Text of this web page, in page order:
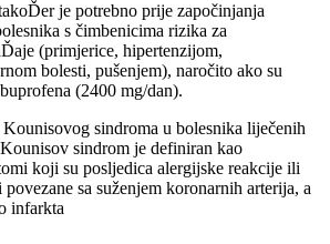
je potrebno prije započinjanja
s čimbenicima rizika za
(primjerice, hipertenzijom,
bolesti, pušenjem), naročito ako su
(2400 mg/dan).
sindroma u bolesnika liječenih
sindrom je definiran kao
koji su posljedica alergijske reakcije ili
sa suženjem koronarnih arterija, a
infarkta